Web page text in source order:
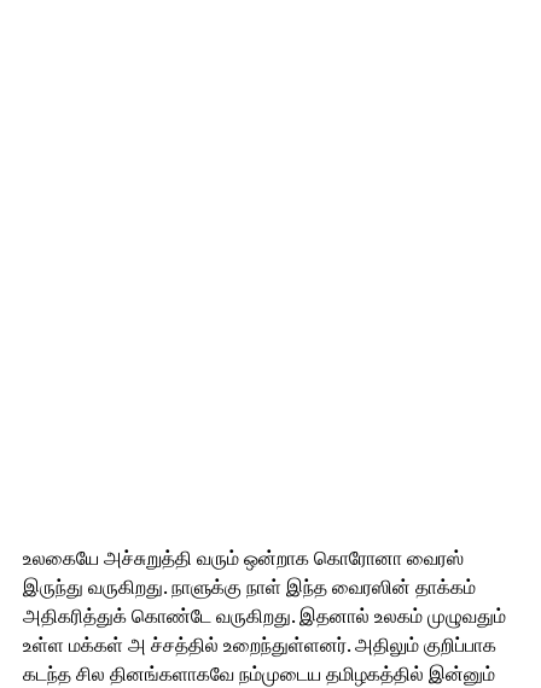
உலகையே அச்சுறுத்தி வரும் ஒன்றாக கொரோனா வைரஸ்
இருந்து வருகிறது. நாளுக்கு நாள் இந்த வைரஸின் தாக்கம்
அதிகரித்துக் கொண்டே வருகிறது. இதனால் உலகம் முழுவதும்
உள்ள மக்கள் அ ச்சத்தில் உறைந்துள்ளனர். அதிலும் குறிப்பாக
கடந்த சில தினங்களாகவே நம்முடைய தமிழகத்தில் இன்னும்